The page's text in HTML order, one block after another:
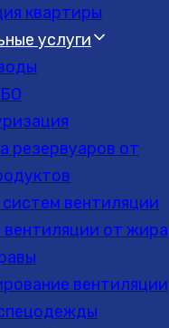
квартиры
услуги
резервуаров от
вентиляции
вентиляции от жира
вентиляции